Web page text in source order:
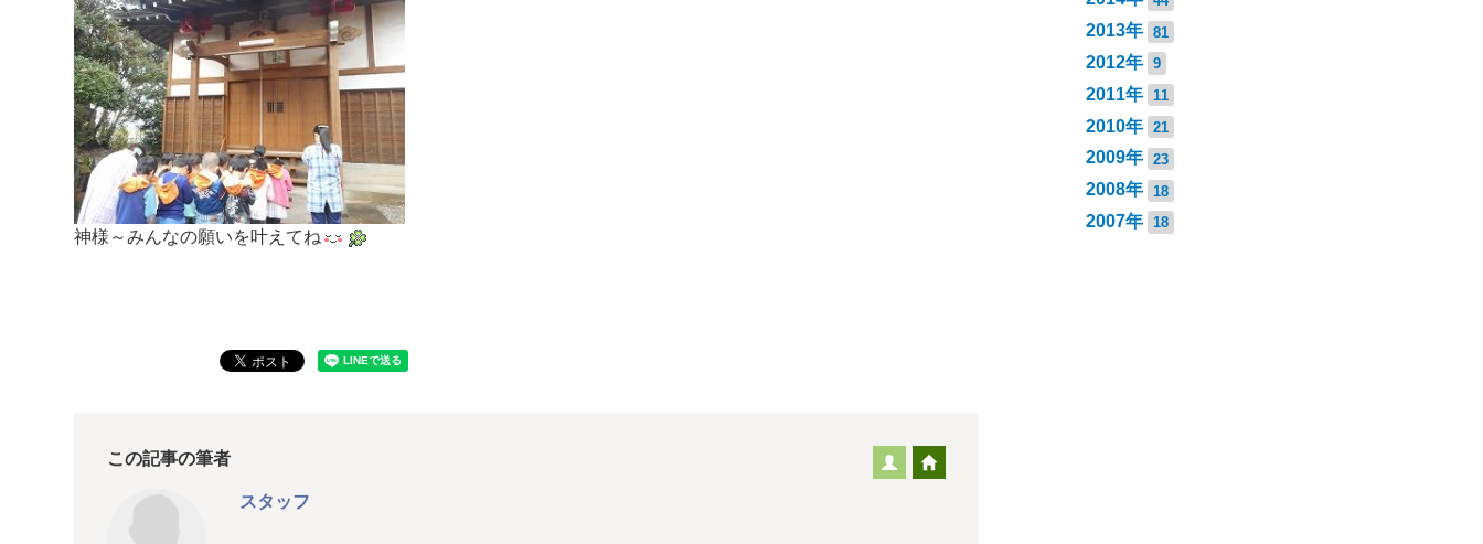
神様～みんなの願いを叶えてね
この記事の筆者
スタッフ
2013年 81
2012年 9
2011年 11
2010年 21
2009年 23
2008年 18
2007年 18